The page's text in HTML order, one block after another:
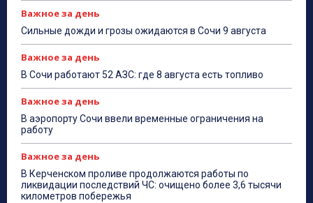
Важное за день
Сильные дожди и грозы ожидаются в Сочи 9 августа
Важное за день
В Сочи работают 52 АЗС: где 8 августа есть топливо
Важное за день
В аэропорту Сочи ввели временные ограничения на
работу
Важное за день
В Керченском проливе продолжаются работы по
ликвидации последствий ЧС: очищено более 3,6 тысячи
километров побережья